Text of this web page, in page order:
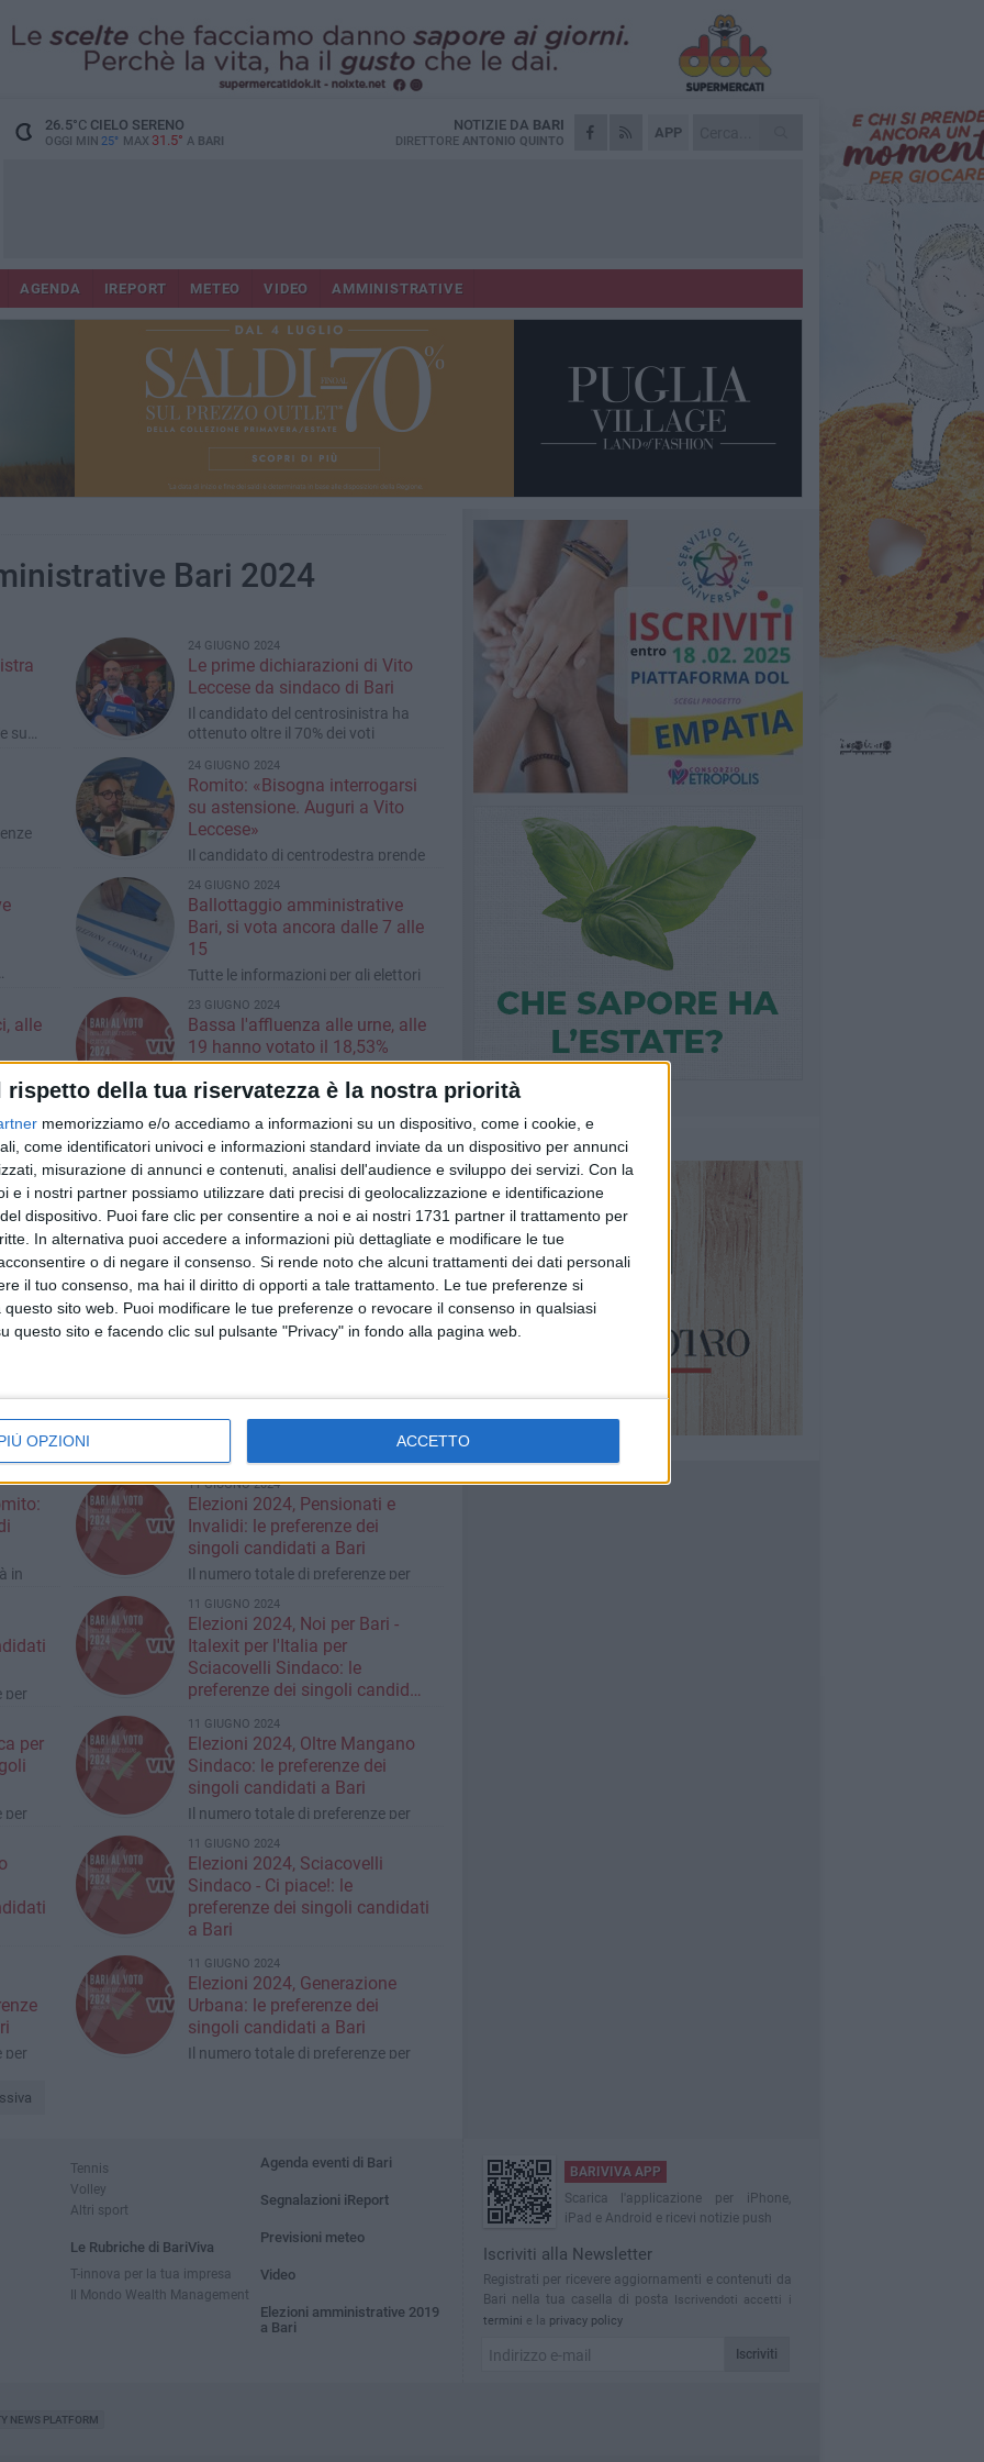
rispetto della tua riservatezza è la nostra priorità
memorizziamo e/o accediamo a informazioni su un dispositivo, come i cookie, e
come identificatori univoci e informazioni standard inviate da un dispositivo per annunci
misurazione di annunci e contenuti, analisi dell'audience e sviluppo dei servizi. Con la
e i nostri partner possiamo utilizzare dati precisi di geolocalizzazione e identificazione
dispositivo. Puoi fare clic per consentire a noi e ai nostri 1731 partner il trattamento per
In alternativa puoi accedere a informazioni più dettagliate e modificare le tue
o di negare il consenso. Si rende noto che alcuni trattamenti dei dati personali
il tuo consenso, ma hai il diritto di opporti a tale trattamento. Le tue preferenze si
sito web. Puoi modificare le tue preferenze o revocare il consenso in qualsiasi
questo sito e facendo clic sul pulsante "Privacy" in fondo alla pagina web.
OPZIONI ACCETTO
26.5°CCIELO SERENO
OGGI MIN 25° MAX 31.5° A BARI
APP
NOTIZIE DA BARI
DIRETTORE ANTONIO QUINTO
AGENDA IREPORT METEO VIDEO AMMINISTRATIVE
Bari 2024
sue
24 GIUGNO 2024
Le prime dichiarazioni di Vito
Leccese da sindaco di Bari
Il candidato del centrosinistra ha
ottenuto oltre il 70% dei voti
24 GIUGNO 2024
Romito: «Bisogna interrogarsi
su astensione. Auguri a Vito
Leccese»
Il candidato di centrodestra prende
24 GIUGNO 2024
Ballottaggio amministrative
Bari, si vota ancora dalle 7 alle
15
Tutte le informazioni per gli elettori
alle
ad
23 GIUGNO 2024
Bassa l'affluenza alle urne, alle
19 hanno votato il 18,53%
presunte irregolarità
di
3%
23 GIUGNO 2024
Leccese e Romito alle urne,
invito al voto per il ballottaggio
Entrambi i candidati sono stati
stamattina ai rispettivi seggi, si
teme poca affluenza
20 GIUGNO 2024
Minacce di morte via social a
Romito, parte la denuncia
Il candidato del centrodestra: «Una
frase minacciosa frutto del clima
il ballottaggio, al lavoro per un
programma condiviso
dichiarato: "Denunciato casi di
corruzione"
in
11 GIUGNO 2024
Elezioni 2024, Pensionati e
Invalidi: le preferenze dei
singoli candidati a Bari
Il numero totale di preferenze per
per
11 GIUGNO 2024
Elezioni 2024, Noi per Bari -
Italexit per l'Italia per
Sciacovelli Sindaco: le
preferenze dei singoli candidati
Il numero totale di preferenze per
l'intera lista è 338
per
per
11 GIUGNO 2024
Elezioni 2024, Oltre Mangano
Sindaco: le preferenze dei
singoli candidati a Bari
Il numero totale di preferenze per
11 GIUGNO 2024
Elezioni 2024, Sciacovelli
Sindaco - Ci piace!: le
preferenze dei singoli candidati
a Bari
Il numero totale di preferenze per
l'intera lista è 798
per
11 GIUGNO 2024
Elezioni 2024, Generazione
Urbana: le preferenze dei
singoli candidati a Bari
Il numero totale di preferenze per
Tennis
Volley
Altri sport
Le Rubriche di BariViva
T-innova per la tua impresa
Il Mondo Wealth Management
Agenda eventi di Bari
Segnalazioni iReport
Previsioni meteo
Video
Elezioni amministrative 2019
a Bari
BARIVIVA APP
Scarica l'applicazione per iPhone,
iPad e Android e ricevi notizie push
Iscriviti alla Newsletter
Registrati per ricevere aggiornamenti e contenuti da
Bari nella tua casella di posta Iscrivendoti accetti i
termini e la privacy policy
Iscriviti
NEWS PLATFORM